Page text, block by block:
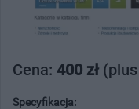
Cena: 400 zł
Specyfikacja: